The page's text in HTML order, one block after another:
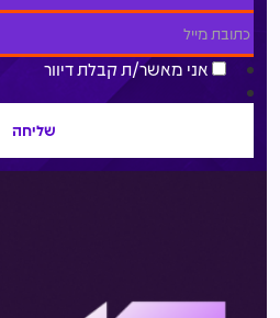
אני מאשר/ת קבלת דיוור